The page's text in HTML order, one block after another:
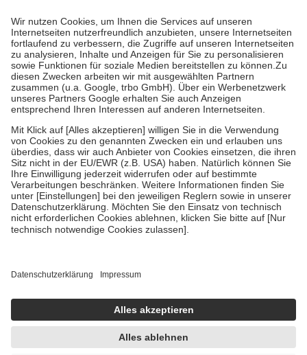
höchstens zehn Euro.
Es sind jedoch nie mehr als die tatsächlichen
Kosten der Leistung zu entrichten.
Diese Regeln gelten grundsätzlich auch für Online-Apotheken.
Bei Heilmitteln und häuslicher Krankenpflege beträgt die
Zuzahlung zehn Prozent der Kosten sowie zehn Euro je
Verordnung.
Um das Engagement der Versicherten für ihre eigene Gesundheit zu
stärken und die besondere Stellung der Familie zu unterstützen,
fallenkeine Zuzahlungenan bei:
• Kindern und Jugendlichen bis zum vollendeten 18. Lebensjahr
mit Ausnahme der Fahrkosten
• Untersuchungen zur Vorsorge und Früherkennung, die von der
GKV getragen werden
• empfohlenen Schutzimpfungen
• Harn- und Blutteststreifen
getroffen, um sicherzustellen, dass es sich um echte Bewertungen
https://help.etrusted.com/hc/de/articles/4419944605341
Einige Bilder und Inhalte wurden unter Zuhilfenahme künstlicher